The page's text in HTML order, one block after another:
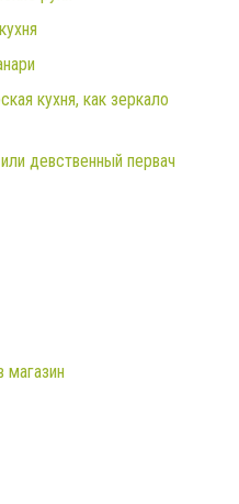
кухня, как зеркало
девственный первач
магазин